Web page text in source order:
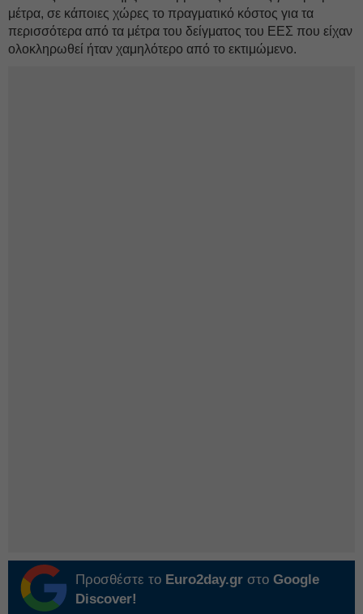
μέτρα, σε κάποιες χώρες το πραγματικό κόστος για τα
περισσότερα από τα μέτρα του δείγματος του ΕΕΣ που είχαν
ολοκληρωθεί ήταν χαμηλότερο από το εκτιμώμενο.
Προσθέστε το Euro2day.gr στο Google
Discover!